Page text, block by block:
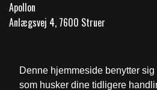
Denne hjemmeside benytter sig
som husker dine tidligere
Apollon
Anlægsvej 4, 7600 Struer
Email: kontakt@1148.dk